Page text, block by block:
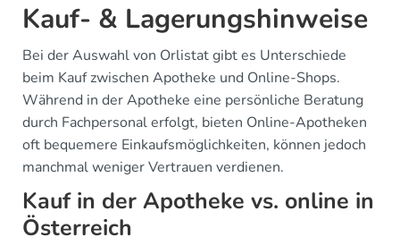
Kauf- & Lagerungshinweise
Bei der Auswahl von Orlistat gibt es Unterschiede
beim Kauf zwischen Apotheke und Online-Shops.
Während in der Apotheke eine persönliche Beratung
durch Fachpersonal erfolgt, bieten Online-Apotheken
oft bequemere Einkaufsmöglichkeiten, können jedoch
manchmal weniger Vertrauen verdienen.
Kauf in der Apotheke vs. online in
Österreich